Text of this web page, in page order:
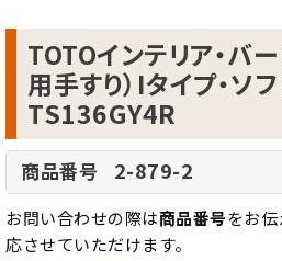
TOTOインテリア・バ
用手すり）Iタイプ・ソ
TS136GY4R
商品番号 2-879-2
お問い合わせの際は商品番号をお
応させていただけます。